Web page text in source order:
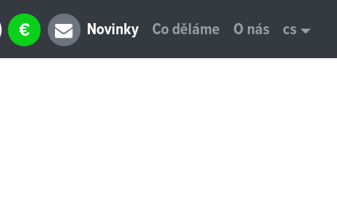
€ Novinky Co děláme O nás cs